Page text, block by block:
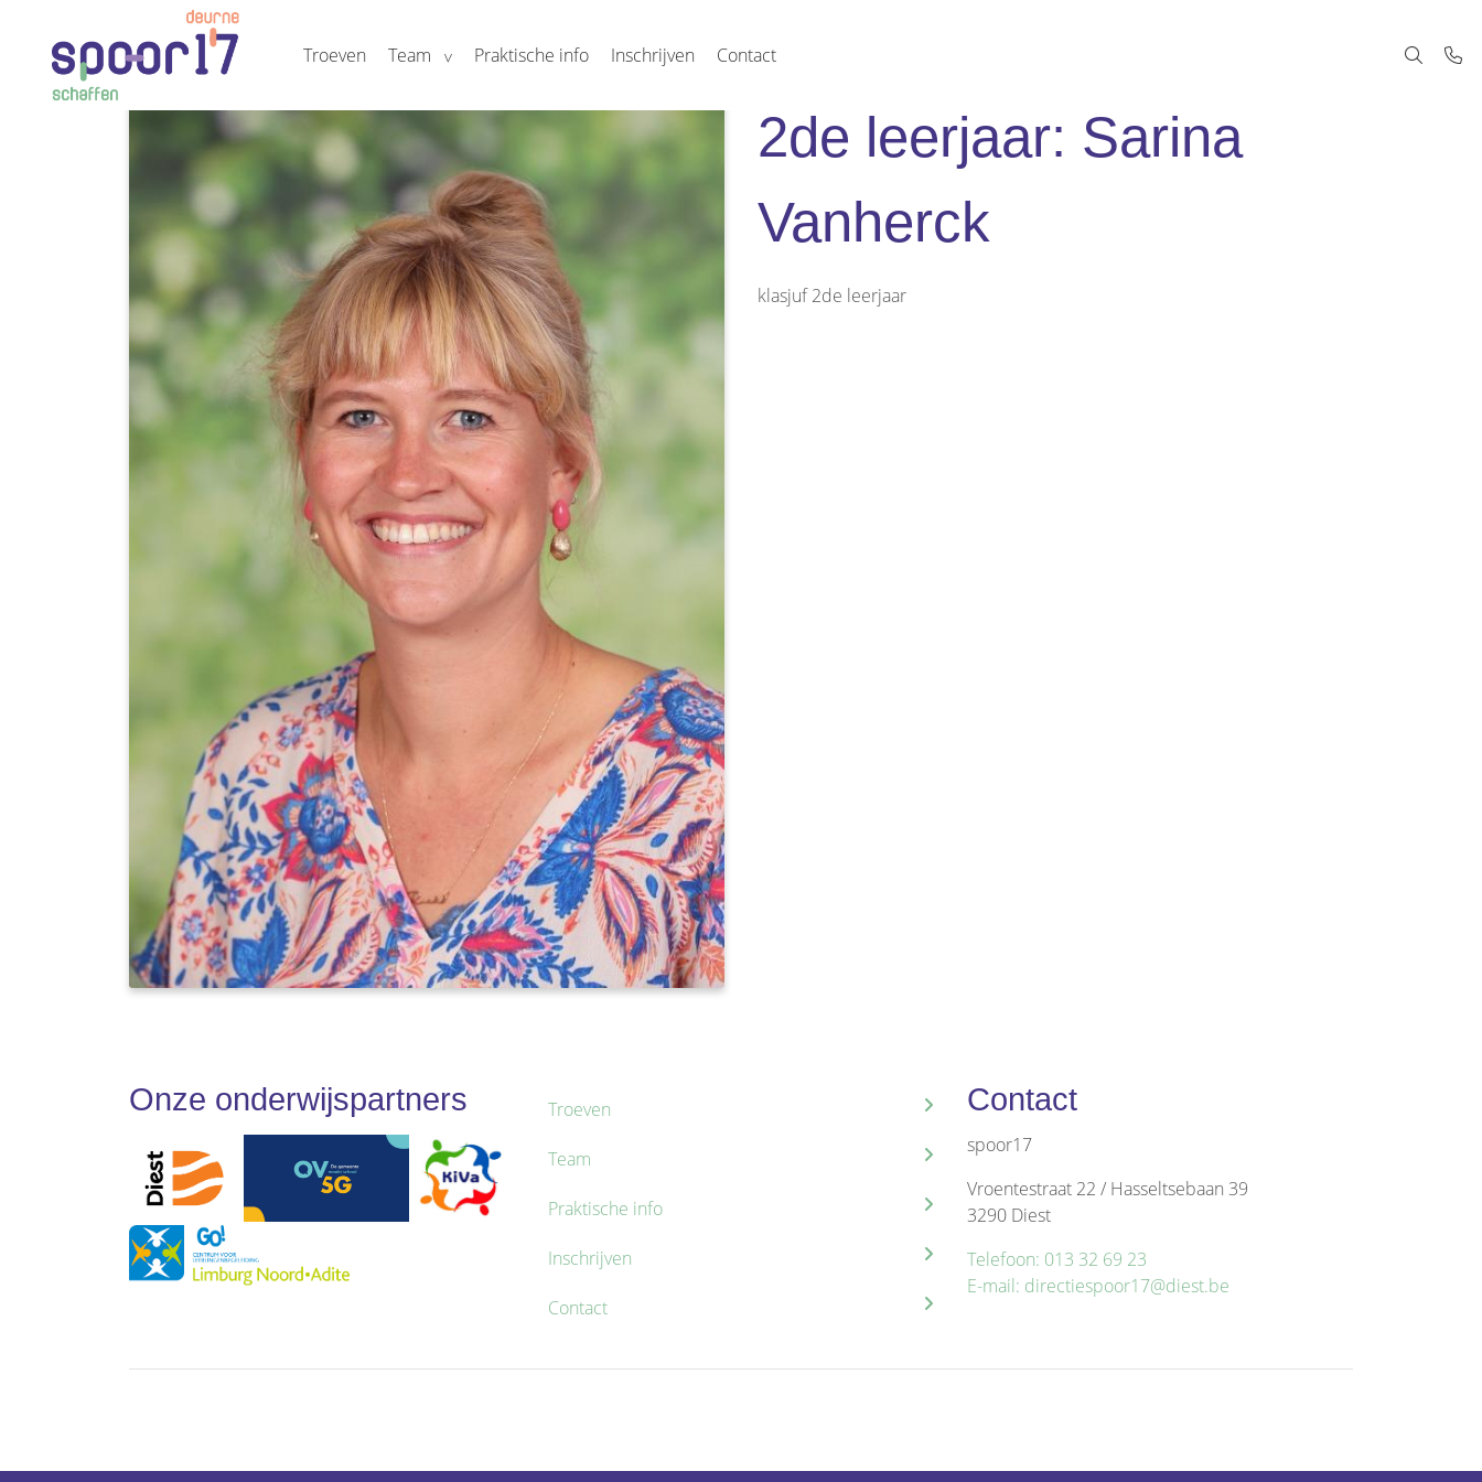
Troeven Team Praktische info Inschrijven Contact
2de leerjaar: Sarina
Vanherck
klasjuf 2de leerjaar
Onze onderwijspartners Troeven
Team
Praktische info
Inschrijven
Contact
Contact
spoor17
Vroentestraat 22 / Hasseltsebaan 39
3290 Diest
Telefoon: 013 32 69 23
E-mail: directiespoor17@diest.be